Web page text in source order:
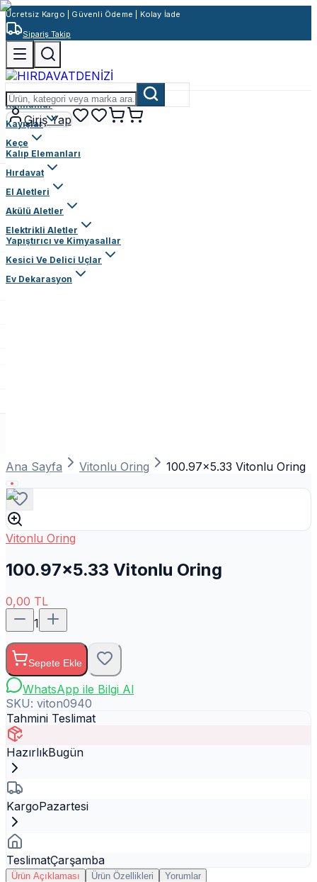
Ücretsiz Kargo | Güvenli Ödeme | Kolay İade
Sipariş Takip
Giriş Yap
Rulmanlar
Kayışlar
Keçe
Kalıp Elemanları
Hırdavat
El Aletleri
Akülü Aletler
Elektrikli Aletler
Yapıştırıcı ve Kimyasallar
Kesici Ve Delici Uçlar
Ev Dekarasyon
Ana Sayfa Vitonlu Oring 100.97x5.33 Vitonlu Oring
Vitonlu Oring
100.97x5.33 Vitonlu Oring
0,00 TL
1
Sepete Ekle
WhatsApp ile Bilgi Al
SKU: viton0940
Tahmini Teslimat
HazırlıkBugün
KargoPazartesi
TeslimatÇarşamba
Ürün Açıklaması Ürün Özellikleri Yorumlar